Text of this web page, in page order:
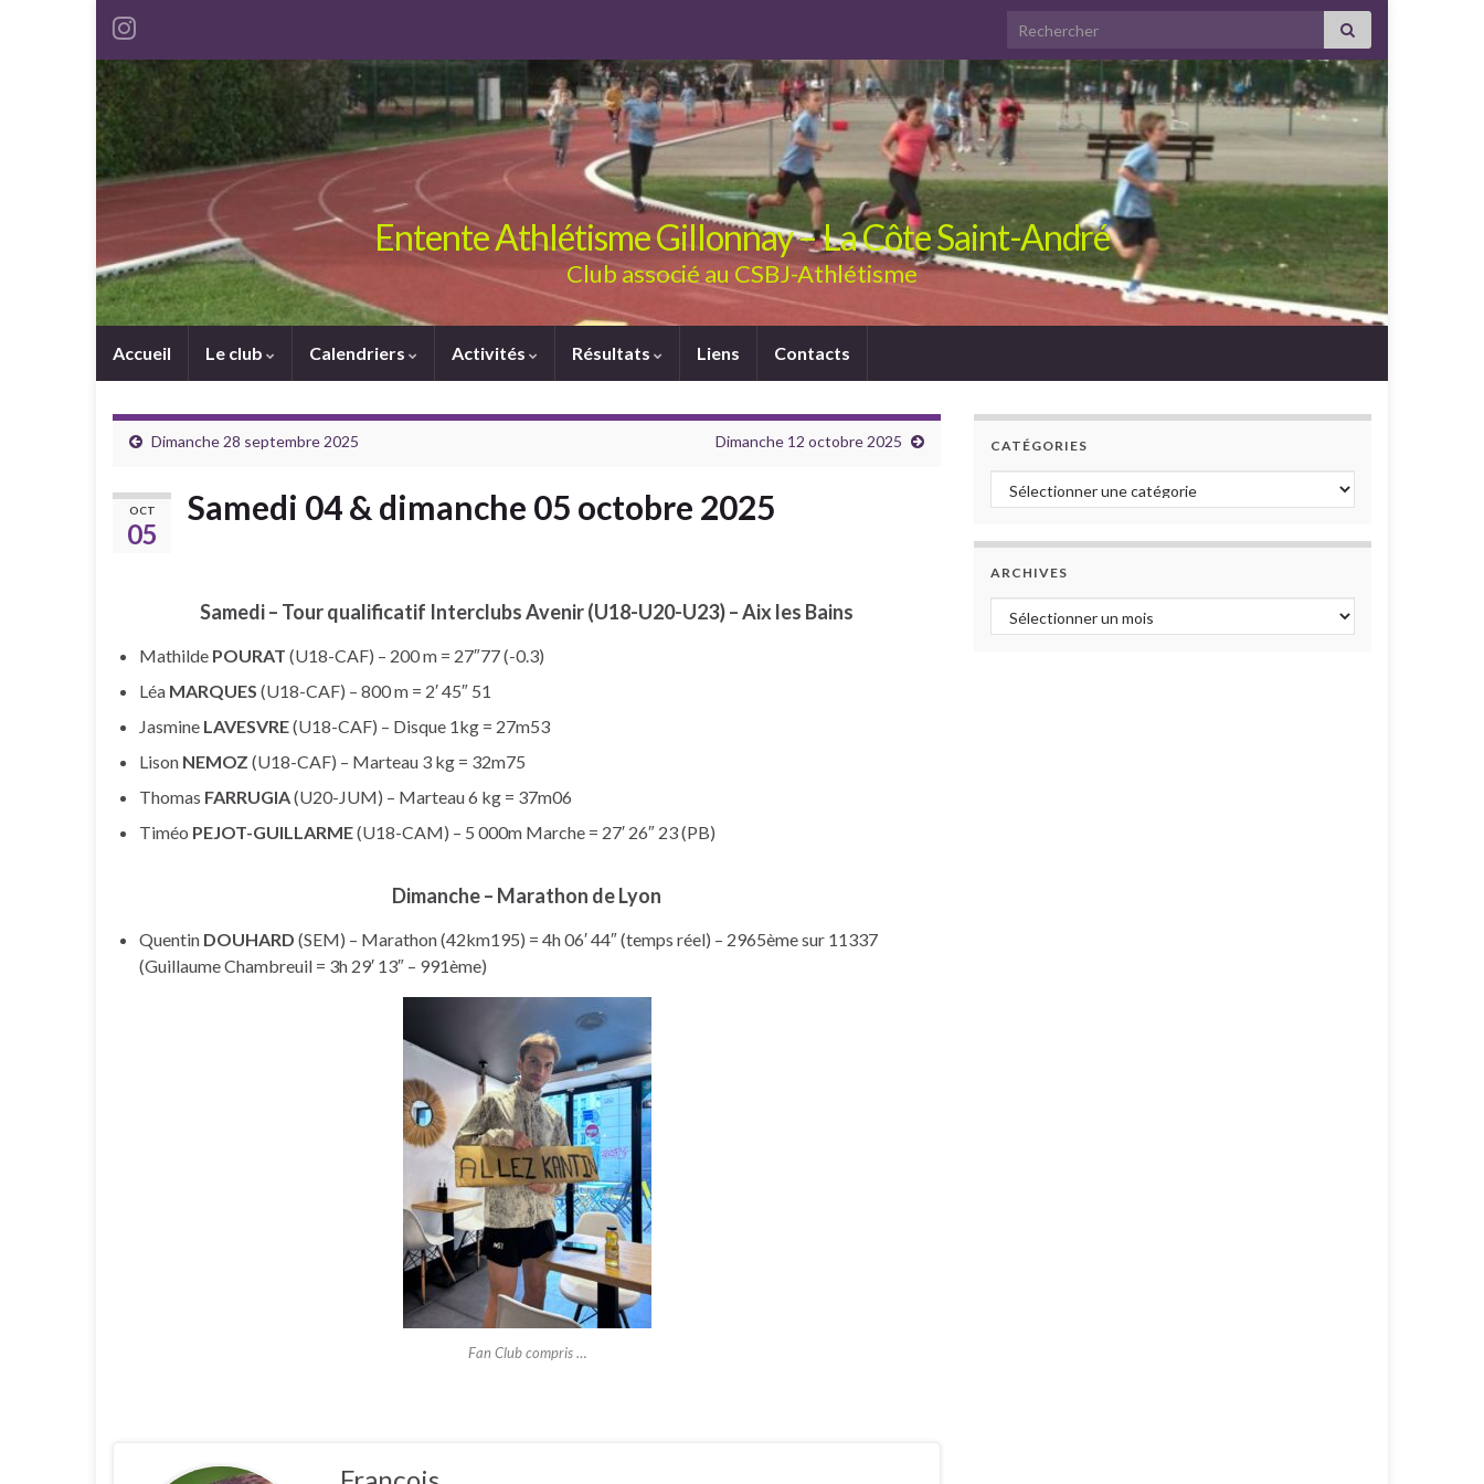
Search for:
Entente Athlétisme Gillonnay – La Côte Saint-André
Club associé au CSBJ-Athlétisme
Accueil Le club Calendriers Activités Résultats Liens Contacts
Dimanche 28 septembre 2025 Dimanche 12 octobre 2025
OCT
05
Samedi 04 & dimanche 05 octobre 2025
Samedi – Tour qualificatif Interclubs Avenir (U18-U20-U23) – Aix les Bains
Mathilde POURAT (U18-CAF) – 200 m = 27″77 (-0.3)
Léa MARQUES (U18-CAF) – 800 m = 2′ 45″ 51
Jasmine LAVESVRE(U18-CAF) – Disque 1kg = 27m53
Lison NEMOZ (U18-CAF) – Marteau 3 kg = 32m75
Thomas FARRUGIA(U20-JUM) – Marteau 6 kg = 37m06
Timéo PEJOT-GUILLARME(U18-CAM) – 5 000m Marche = 27′ 26″ 23 (PB)
Dimanche – Marathon de Lyon
Quentin DOUHARD (SEM) – Marathon (42km195) = 4h 06′ 44″ (temps réel) – 2965ème sur 11337
(Guillaume Chambreuil = 3h 29′ 13″ – 991ème)
Fan Club compris …
CATÉGORIES
Catégories
ARCHIVES
Archives